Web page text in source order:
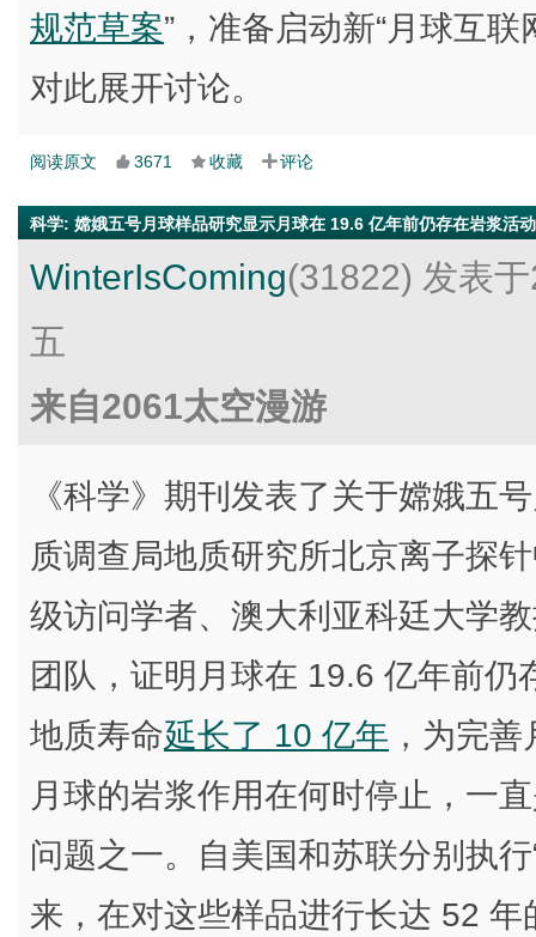
规范草案”，准备启动新“月球互
对此展开讨论。
阅读原文 3671 收藏 评论
科学: 嫦娥五号月球样品研究显示月球在 19.6 亿年前仍存在岩浆活动
WinterIsComing(31822) 发表
五
来自2061太空漫游
《科学》期刊发表了关于嫦娥五
质调查局地质研究所北京离子探
级访问学者、澳大利亚科廷大学
团队，证明月球在 19.6 亿年前
地质寿命延长了 10 亿年 ，为完
月球的岩浆作用在何时停止，一
问题之一。自美国和苏联分别执
来，在对这些样品进行长达 52